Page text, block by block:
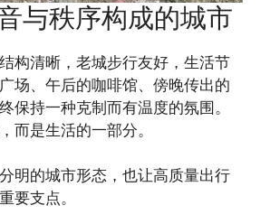
与秩序构成的城市
构清晰，老城步行友好，生活节
场、午后的咖啡馆、傍晚传出的
保持一种克制而有温度的氛围。
而是生活的一部分。
明的城市形态，也让高质量出行
要支点。